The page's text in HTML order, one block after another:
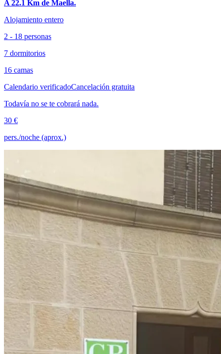
A 22.1 Km de Maella.
Alojamiento entero
2 - 18 personas
7 dormitorios
16 camas
Calendario verificadoCancelación gratuita
Todavía no se te cobrará nada.
30 €
pers./noche (aprox.)